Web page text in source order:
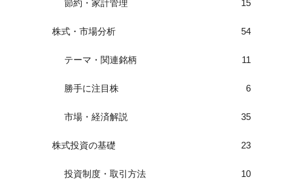
節約・家計管理 15
株式・市場分析 54
テーマ・関連銘柄 11
勝手に注目株 6
市場・経済解説 35
株式投資の基礎 23
投資制度・取引方法 10